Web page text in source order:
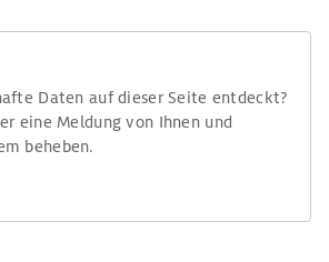
Daten auf dieser Seite entdeckt?
eine Meldung von Ihnen und
beheben.